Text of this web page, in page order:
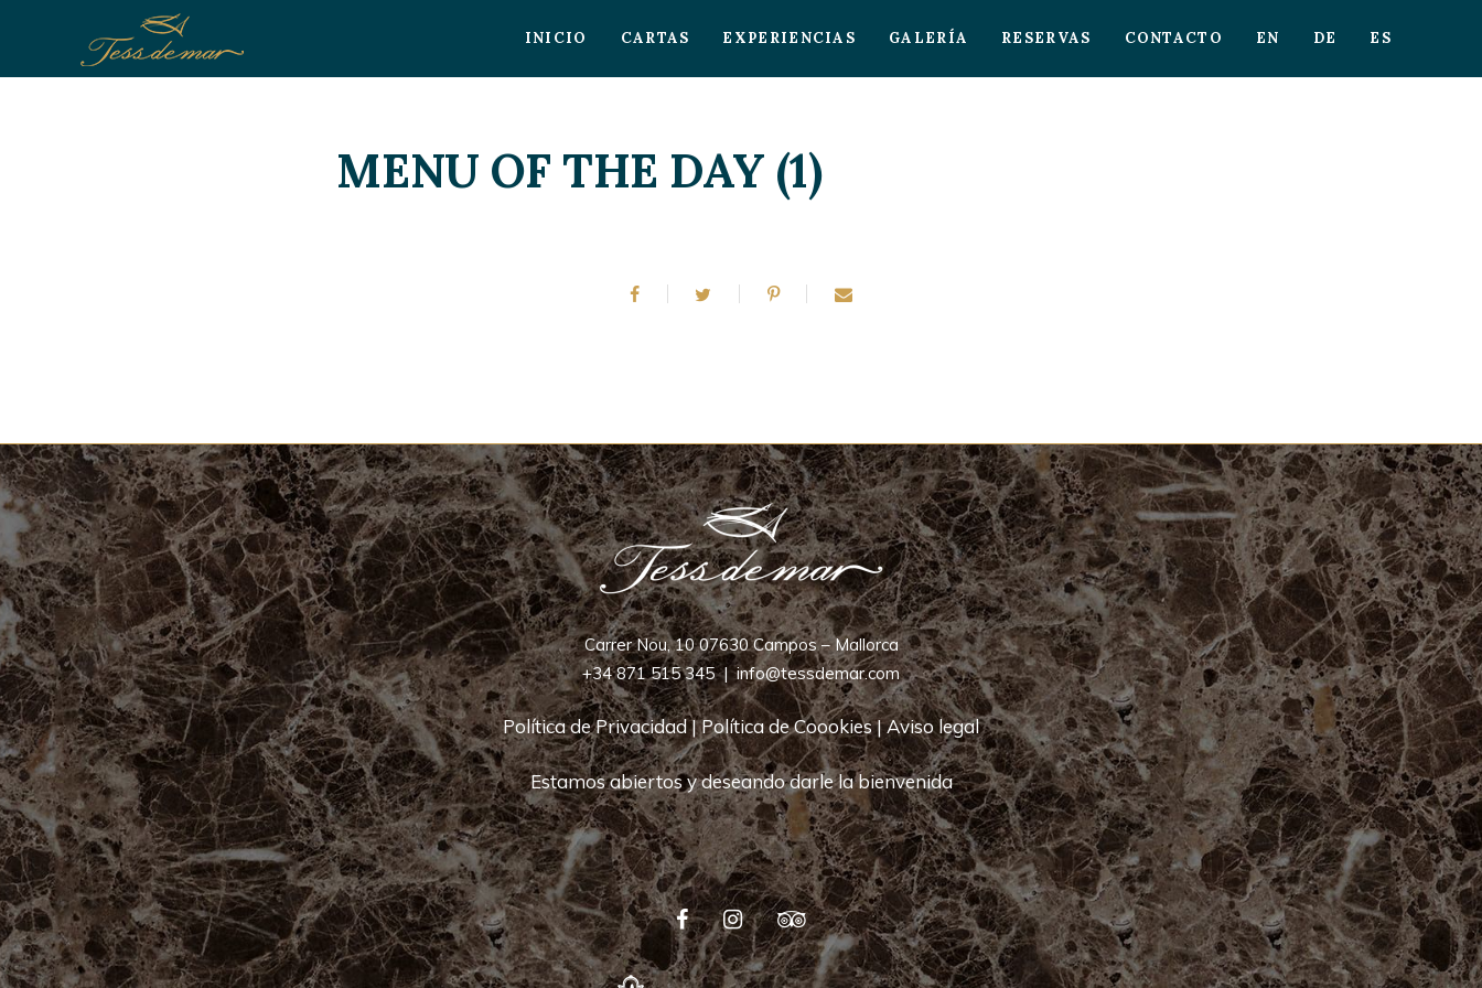
INICIO CARTAS EXPERIENCIAS GALERÍA RESERVAS CONTACTO EN DE ES
MENU OF THE DAY (1)
Carrer Nou, 10 07630 Campos – Mallorca
+34 871 515 345|info@tessdemar.com
Política de Privacidad|Política de Coookies|Aviso legal
Estamos abiertos y deseando darle la bienvenida